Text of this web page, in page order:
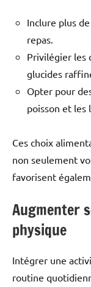
Inclure plus
repas.
Privilégier les
glucides
Opter pour
poisson et les
Ces choix
non seulement
favorisent
Augmenter
physique
Intégrer une
routine